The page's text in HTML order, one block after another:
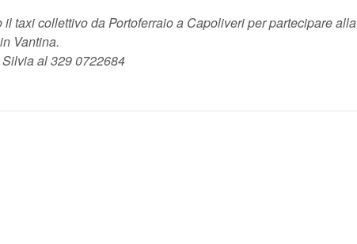
taxi collettivo da Portoferraio a Capoliveri per partecipare alla
Vantina.
al 329 0722684